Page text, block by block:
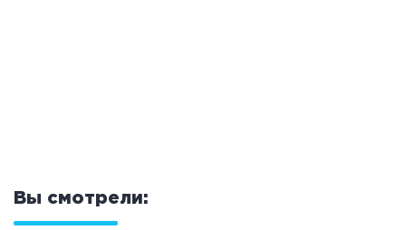
Вы смотрели: